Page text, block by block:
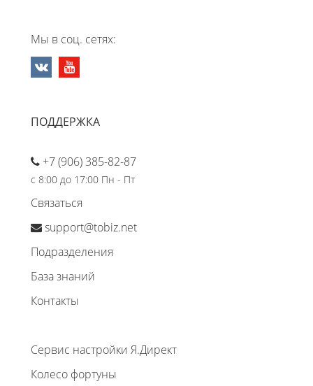
Мы в соц. сетях:
ПОДДЕРЖКА
+7 (906) 385-82-87
с 8:00 до 17:00 Пн - Пт
Связаться
support@tobiz.net
Подразделения
База знаний
Контакты
Сервис настройки Я.Директ
Колесо фортуны